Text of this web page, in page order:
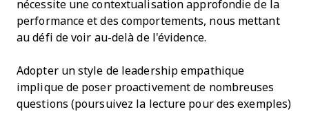
nécessite une contextualisation approfondie de la
performance et des comportements, nous mettant
au défi de voir au-delà de l'évidence.
Adopter un style de leadership empathique
implique de poser proactivement de nombreuses
questions (poursuivez la lecture pour des exemples)